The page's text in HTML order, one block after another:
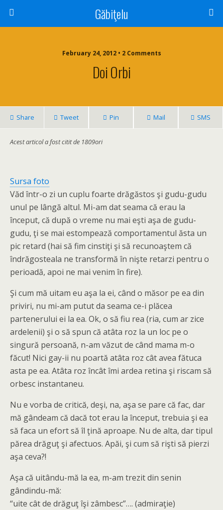
Găbiţelu
February 24, 2012 • 2 Comments
Doi Orbi
Share Tweet Pin Mail SMS
Acest articol a fost citit de 1809ori
Sursa foto
Văd într-o zi un cuplu foarte drăgăstos şi gudu-gudu
unul pe lângă altul. Mi-am dat seama că erau la
început, că după o vreme nu mai eşti aşa de gudu-
gudu, ţi se mai estompează comportamentul ăsta un
pic retard (hai să fim cinstiţi şi să recunoaştem că
îndrăgosteala ne transformă în nişte retarzi pentru o
perioadă, apoi ne mai venim în fire).
Şi cum mă uitam eu aşa la ei, când o măsor pe ea din
priviri, nu mi-am putut da seama ce-i plăcea
partenerului ei la ea. Ok, o să fiu rea (ria, cum ar zice
ardelenii) şi o să spun că atâta roz la un loc pe o
singură persoană, n-am văzut de când mama m-o
făcut! Nici gay-ii nu poartă atâta roz cât avea fătuca
asta pe ea. Atâta roz încât îmi ardea retina şi riscam să
orbesc instantaneu.
Nu e vorba de critică, deşi, na, aşa se pare că fac, dar
mă gândeam că dacă tot erau la început, trebuia şi ea
să faca un efort să îl ţină aproape. Nu de alta, dar tipul
părea drăguţ şi afectuos. Apăi, şi cum să rişti să pierzi
aşa ceva?!
Aşa că uitându-mă la ea, m-am trezit din senin
gândindu-mă:
“uite cât de drăguţ îşi zâmbesc”…. (admiraţie)